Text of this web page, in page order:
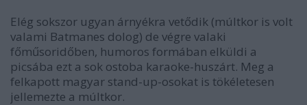
Elég sokszor ugyan árnyékra vetődik (múltkor is volt
valami Batmanes dolog) de végre valaki
főműsoridőben, humoros formában elküldi a
picsába ezt a sok ostoba karaoke-huszárt. Meg a
felkapott magyar stand-up-osokat is tökéletesen
jellemezte a múltkor.